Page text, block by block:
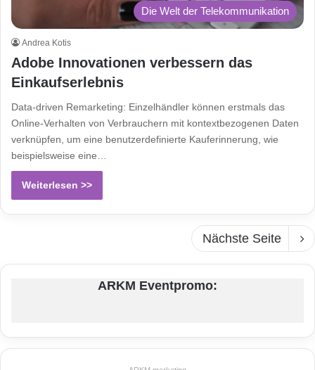
Die Welt der Telekommunikation
Andrea Kotis
Adobe Innovationen verbessern das
Einkaufserlebnis
Data-driven Remarketing: Einzelhändler können erstmals das
Online-Verhalten von Verbrauchern mit kontextbezogenen Daten
verknüpfen, um eine benutzerdefinierte Kauferinnerung, wie
beispielsweise eine…
Weiterlesen >>
Nächste Seite
ARKM Eventpromo: